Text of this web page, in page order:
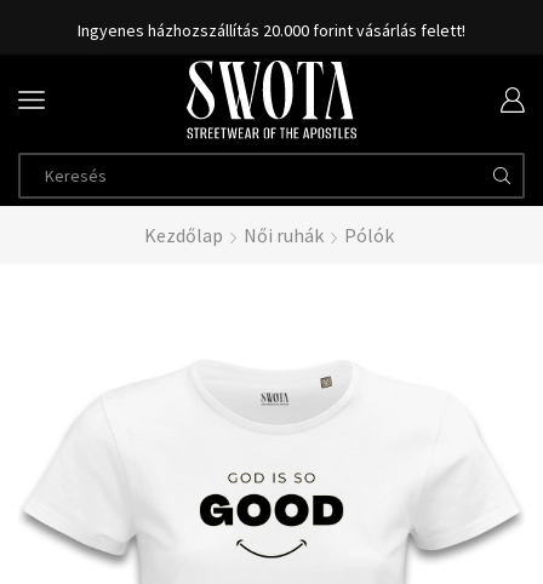
Ingyenes házhozszállítás 20.000 forint vásárlás felett!
Kezdőlap Női ruhák Pólók